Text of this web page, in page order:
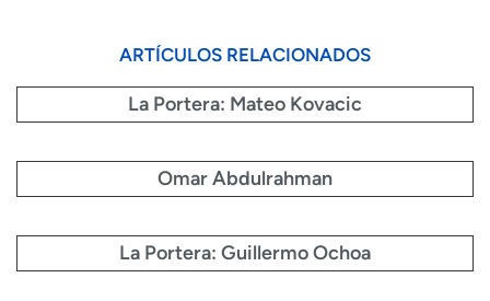
ARTÍCULOS RELACIONADOS
La Portera: Mateo Kovacic
Omar Abdulrahman
La Portera: Guillermo Ochoa